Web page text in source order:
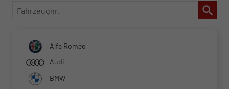
Fahrzeugnr.
Alfa Romeo
Audi
BMW